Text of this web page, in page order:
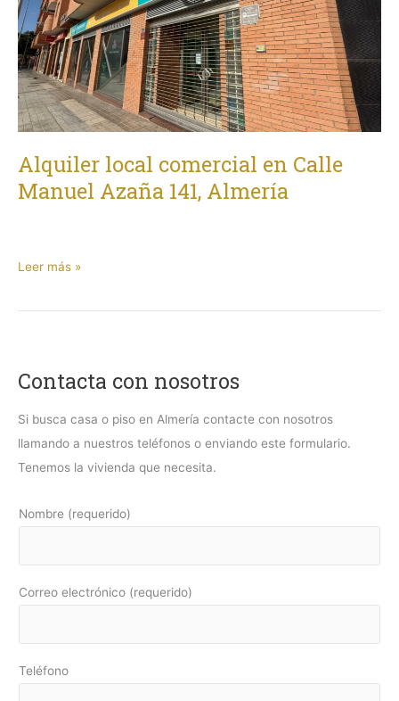
Alquiler local comercial en Calle
Manuel Azaña 141, Almería
Calle
Manuel
Azaña
141,
Almería
Leer más »
Contacta con nosotros
Si busca casa o piso en Almería contacte con nosotros
llamando a nuestros teléfonos o enviando este formulario.
Tenemos la vivienda que necesita.
Nombre (requerido)
Correo electrónico (requerido)
Teléfono